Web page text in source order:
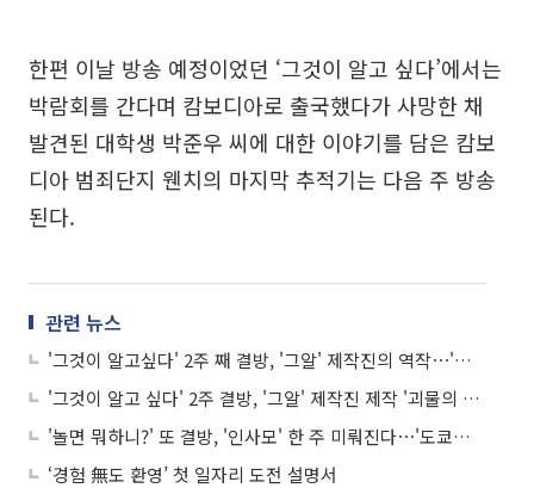
한편 이날 방송 예정이었던 ‘그것이 알고 싶다’에서는
박람회를 간다며 캄보디아로 출국했다가 사망한 채
발견된 대학생 박준우 씨에 대한 이야기를 담은 캄보
디아 범죄단지 웬치의 마지막 추적기는 다음 주 방송
된다.
관련 뉴스
'그것이 알고싶다' 2주 째 결방, '그알' 제작진의 역작⋯'괴물의 시간' 최세용 집중 조명
'그것이 알고 싶다' 2주 결방, '그알' 제작진 제작 '괴물의 시간' 편성⋯살인마 이춘재 다룬다
'놀면 뭐하니?' 또 결방, '인사모' 한 주 미뤄진다⋯'도쿄돔' 한일 아구전 중계
‘경험 無도 환영’ 첫 일자리 도전 설명서